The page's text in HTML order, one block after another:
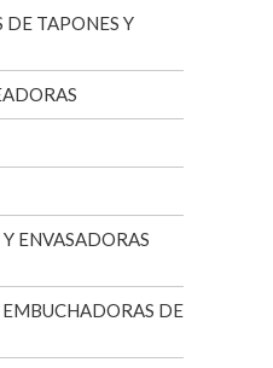
TAPONES Y
ENVASADORAS
DE